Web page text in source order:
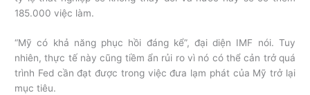
185.000 việc làm.
“Mỹ có khả năng phục hồi đáng kể”, đại diện IMF nói. Tuy
nhiên, thực tế này cũng tiềm ẩn rủi ro vì nó có thể cản trở quá
trình Fed cần đạt được trong việc đưa lạm phát của Mỹ trở lại
mục tiêu.